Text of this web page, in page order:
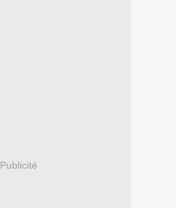
Publicité